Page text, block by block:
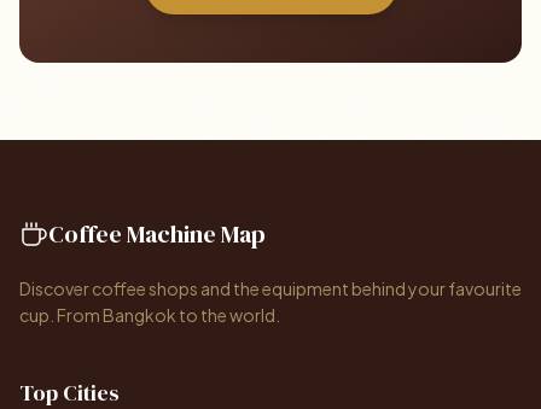
Coffee Machine Map
Discover coffee shops and the equipment behind your favourite
cup. From Bangkok to the world.
Top Cities